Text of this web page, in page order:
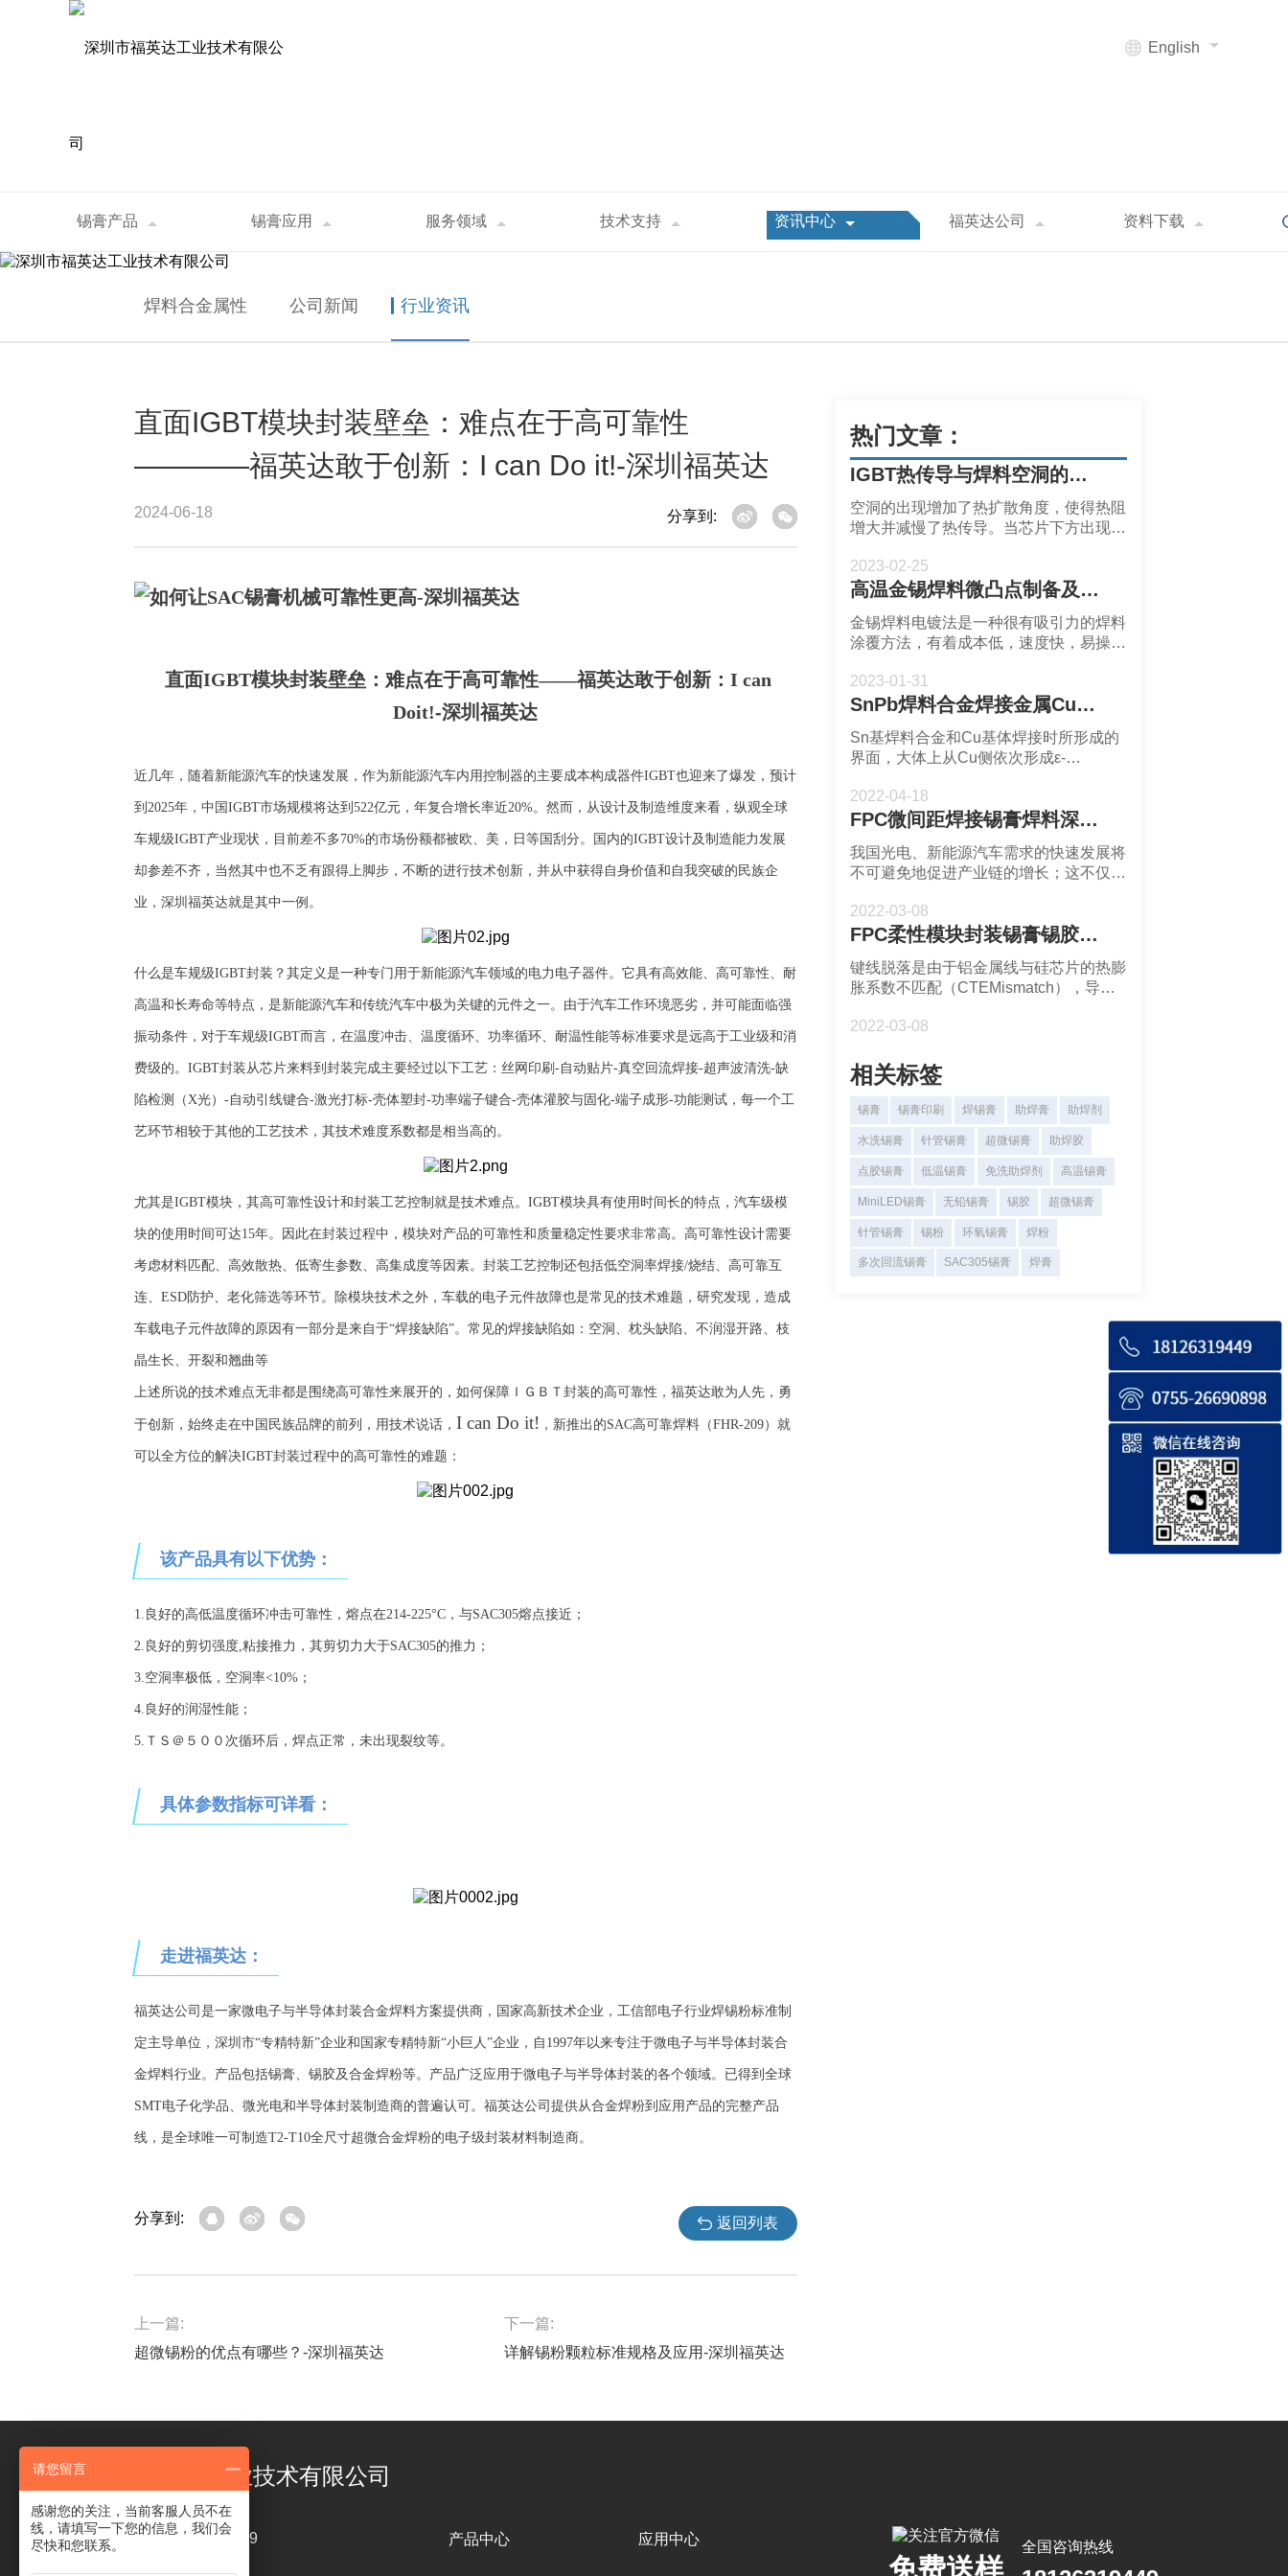
English
锡膏产品 锡膏应用 服务领域 技术支持 资讯中心 福英达公司 资料下载
资讯中心
首页 >行业资讯 直面IGBT模块封装壁垒：难点在于高可靠性 ————福英达敢于创新：I can Do it!-深圳福英达
焊料合金属性 公司新闻 行业资讯
直面IGBT模块封装壁垒：难点在于高可靠性
————福英达敢于创新：I can Do it!-深圳福英达
2024-06-18 分享到:
直面IGBT模块封装壁垒：难点在于高可靠性——福英达敢于创新：I can
Doit!-深圳福英达
近几年，随着新能源汽车的快速发展，作为新能源汽车内用控制器的主要成本构成器件IGBT也迎来了爆发， 预计
到 2025年，中国IGBT市场规模将达到522亿元，年复合增长率近20%。然而， 从设计及制造维度来看， 纵观全球
车规级IGBT产业现状，目前差不多70%的市场份额都被欧、美 ， 日 等国刮分。 国内的IGBT设计及制造能力发展
却参差不齐， 当然其中也不乏有跟得上脚步， 不断的进行技术创新，并从中获得自身价值和自我突破的民族企
业，深圳福英达就是其中一例。
什么是车规级IGBT封装？其定义是一种专门用于新能源汽车领域的电力电子器件。它具有高效能、高可靠性、耐
高温和长寿命等特点，是新能源汽车和传统汽车中极为关键的元件之一。由于汽车工作环境恶劣，并可能面临强
振动条件 ， 对于车规级IGBT而言， 在温度冲击、温度循环、功率循环、耐温性能等标准要求是远高于工业级和消
费级的。 IGBT封装从芯片来料到封装完成主要经过以下工艺：丝网印刷-自动贴片-真空回流焊接-超声波清洗-缺
陷检测（X光）-自动引线键合-激光打标-壳体塑封-功率端子键合-壳体灌胶与固化-端子成形-功能测试， 每一个工
艺环节相较于其他的工艺技术，其技术难度系数都是相当高的。
尤其是IGBT模块 ， 其高可靠性设计和封装工艺控制 就是技术难点。 IGBT模块具有使用时间长的特点，汽车级模
块的使用时间可达15年。因此在封装过程中，模块对产品的可靠性和质量稳定性要求非常高。高可靠性设计需要
考虑材料匹配、高效散热、低寄生参数、高集成度等因素。封装工艺控制 还包括低空洞率焊接/烧结、高可靠互
连、ESD防护、老化筛选等环节。除模块技术之外，车载的电子元件故障也是常见的技术难题，研究发现，造成
车载电子元件故障的原因有一部分是来自于“焊接缺陷”。常见的焊接缺陷如：空洞、枕头缺陷、不润湿开路、枝
晶生长、开裂和翘曲等
上述所说的技术难点无非都是围绕高可靠性来展开的，如何保障ＩＧＢＴ封装的高可靠性，福英达敢为人先，勇
于创新，始终走在中国民族品牌的前列，用技术说话， I can Do it! ，新推出的SAC高可靠焊料（FHR-209）就
可以全方位的解决IGBT封装过程中的高可靠性的难题：
该产品具有以下优势：
1.良好的高低温度循环冲击可靠性，熔点在214-225°C，与SAC305熔点接近；
2.良好的剪切强度,粘接推力，其剪切力大于SAC305的推力；
3.空洞率极低，空洞率<10%；
4.良好的润湿性能；
5.ＴＳ＠５００次循环后，焊点正常，未出现裂纹等。
具体参数指标可详看：
走进福英达：
福英达公司是一家微电子与半导体封装合金焊料方案提供商，国家高新技术企业，工信部电子行业焊锡粉标准制
定主导单位，深圳市“专精特新”企业和国家专精特新“小巨人”企业，自1997年以来专注于微电子与半导体封装合
金焊料行业。产品包括锡膏、锡胶及合金焊粉等。 产品广泛应用于微电子与半导体封装的各个领域。 已得到全球
SMT电子化学品、微光电和半导体封装制造商的普遍认可。福英达公司提供从合金焊粉到应用产品的完整产品
线，是全球唯一可制造T2-T10全尺寸超微合金焊粉的电子级封装材料制造商。
分享到: 返回列表
上一篇:
超微锡粉的优点有哪些？-深圳福英达
下一篇:
详解锡粉颗粒标准规格及应用-深圳福英达
热门文章：
IGBT热传导与焊料空洞的关系-深圳福英达
空洞的出现增加了热扩散角度，使得热阻
增大并减慢了热传导。当芯片下方出现了
大，并减小空洞下方的热阻。空洞对自热
扩散和互耦都有影响。如果二极管的芯片
热阻比IGBT与二极管的耦合热阻更容易
受到空洞影响。
2023-02-25
高温金锡焊料微凸点制备及可靠性-深圳福英达
金锡焊料电镀法是一种很有吸引力的焊料
涂覆方法，有着成本低，速度快，易操控
溶液，依次在基板上电镀Sn和Au层。
2023-01-31
SnPb焊料合金焊接金属Cu时的界面反应
Sn基焊料合金和Cu基体焊接时所形成的
界面，大体上从Cu侧依次形成ε-
而其焊料中所形成的金属间化合物，则基
本上取决于焊料合金的成分，超微焊接材
限公司分享：SnPb焊料合金焊接金属Cu
时的界面反应
2022-04-18
FPC微间距焊接锡膏焊料深圳福英达分享：FPC厂商在新能源汽车市场能否找到新的机遇？
我国光电、新能源汽车需求的快速发展将
不可避免地促进产业链的增长；这不仅导
承担订单量时，产品类别越来越多，在研
发、设计、制造、成本控制等方面也将显
英达是一家集锡膏、锡胶及合金焊粉产、
销、研与服务于一体的综合型锡膏供应
拥有从合金焊粉到应用产品的完整产品
2022-03-08
FPC柔性模块封装锡膏锡胶深圳福英达分享：电源循环试验-铝键合线的可靠性
键线脱落是由于铝金属线与硅芯片的热膨
胀系数不匹配（CTEMismatch），导致
中，沿键表面颗粒的厚度扩大（由于键材
脱落。FPC柔性模块封装锡膏锡胶深圳福
英达是一家集锡膏、锡胶及合金焊粉产、
销、研与服务于一体的综合型锡膏供应
拥有从合金焊粉到应用产品的完整产品
线,可制造T2-T10全尺寸超微
2022-03-08
相关标签
锡膏 锡膏印刷 焊锡膏 助焊膏 助焊剂
水洗锡膏 针管锡膏 超微锡膏 助焊胶
点胶锡膏 低温锡膏 免洗助焊剂 高温锡膏
MiniLED锡膏 无铅锡膏 锡胶 超微锡膏
针管锡膏 锡粉 环氧锡膏 焊粉
多次回流锡膏 SAC305锡膏 焊膏
深圳市福英达工业技术有限公司
电话 ： 18126319449 产品中心 应用中心 全国咨询热线
免费送样
请您留言
感谢您的关注，当前客服人员不在
线，请填写一下您的信息，我们会
尽快和您联系。